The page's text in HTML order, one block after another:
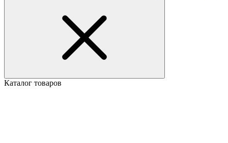
Каталог товаров